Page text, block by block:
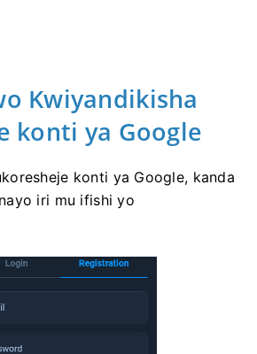
Kwiyandikisha
konti ya Google
konti ya Google, kanda
iri mu ifishi yo